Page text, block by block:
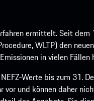
ermittelt. Seit
WLTP) den
in vielen
Werte bis zum 31.
und können daher